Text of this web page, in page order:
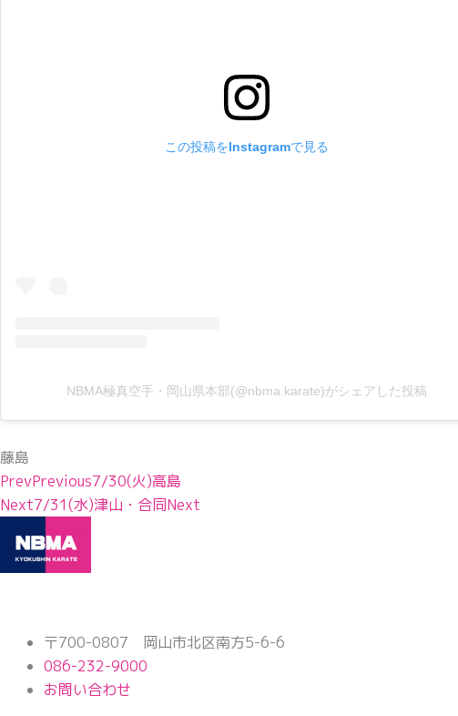
この投稿をInstagramで見る
NBMA極真空手・岡山県本部(@nbma.karate)がシェアした投稿
藤島
PrevPrevious7/30(火)高島
Next7/31(水)津山・合同Next
〒700-0807 岡山市北区南方5-6-6
086-232-9000
お問い合わせ